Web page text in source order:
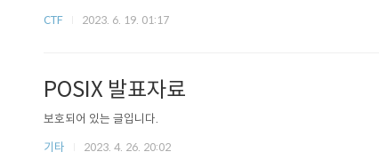
CTF 2023. 6. 19. 01:17
POSIX 발표자료
보호되어 있는 글입니다.
기타
2023. 4. 26. 20:02